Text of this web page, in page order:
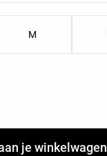
M
je winkelwagen